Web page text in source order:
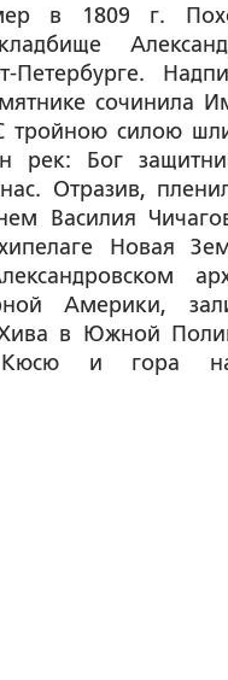
в 1809 г.
Петербурге.
сочинила
тройною силою
рек: Бог
Отразив,
Василия
Новая
Америки,
Хива в Южной
и гора на